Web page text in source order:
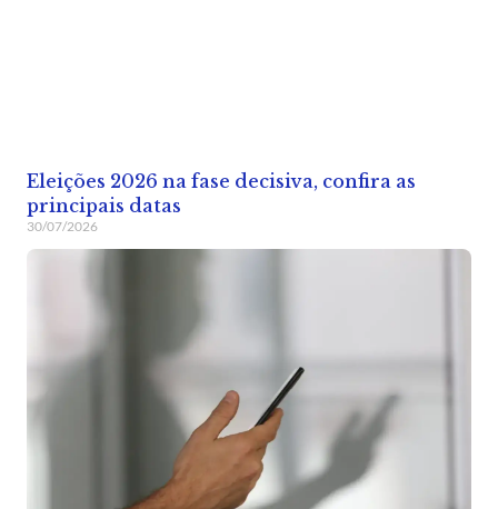
Eleições 2026 na fase decisiva, confira as
principais datas
30/07/2026